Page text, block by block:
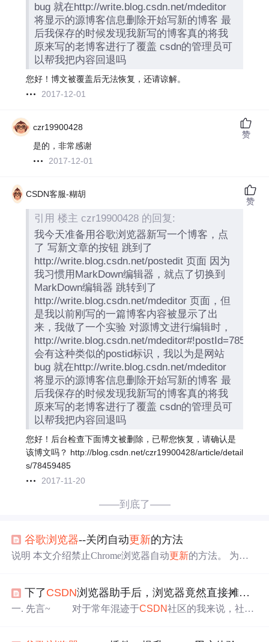
bug 就在http://write.blog.csdn.net/mdeditor
将显示的源博客信息删除开始写新的博客 最
后我保存的时候发现我新写的博客真的将我
原来写的老博客进行了覆盖 csdn的管理员可
以帮我把内容回退吗
您好！博文被覆盖后无法恢复，还请谅解。
2017-12-01
czr19900428
是的，非常感谢
2017-12-01
赞
CSDN客服-糊胡
引用 楼主 czr19900428 的回复:
我今天准备用谷歌浏览器新写一个博客，点
了 写新文章的按钮 跳到了
http://write.blog.csdn.net/postedit 页面 因为
我习惯用MarkDown编辑器，就点了切换到
MarkDown编辑器 跳转到了
http://write.blog.csdn.net/mdeditor 页面，但
是我以前刚写的一篇博客内容被显示了出
来，我做了一个实验 对源博文进行编辑时，
http://write.blog.csdn.net/
会有这种类似的postid标识，我以为是网站
bug 就在http://write.blog.csdn.net/mdeditor
将显示的源博客信息删除开始写新的博客 最
后我保存的时候发现我新写的博客真的将我
原来写的老博客进行了覆盖 csdn的管理员可
以帮我把内容回退吗
您好！后台检查下面博文被删除，已帮您恢复，请确认是
该博文吗？ http://blog.csdn.net/czr19900428/article/detail
s/78459485
2017-11-20
赞
——到底了——
谷歌浏览器--关闭自动更新的方法
说明 本文介绍禁止Chrome浏览器自动更新的方法。 为什
omedriver要与Chrome浏览器版本一致，否则就会报
错。.........
下了CSDN浏览器助手后，浏览器竟然直接摊牌了，不装了！
一. 先言~ 对于常年混迹于CSDN社区的我来说，社区